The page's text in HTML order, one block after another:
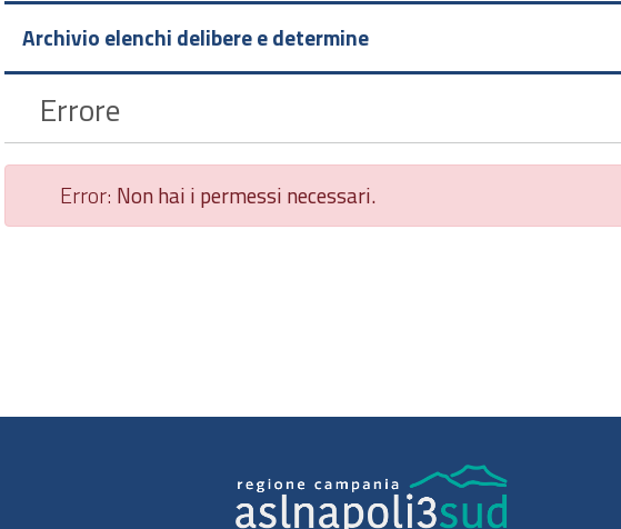
Archivio elenchi delibere e determine
Errore
Error: Non hai i permessi necessari.